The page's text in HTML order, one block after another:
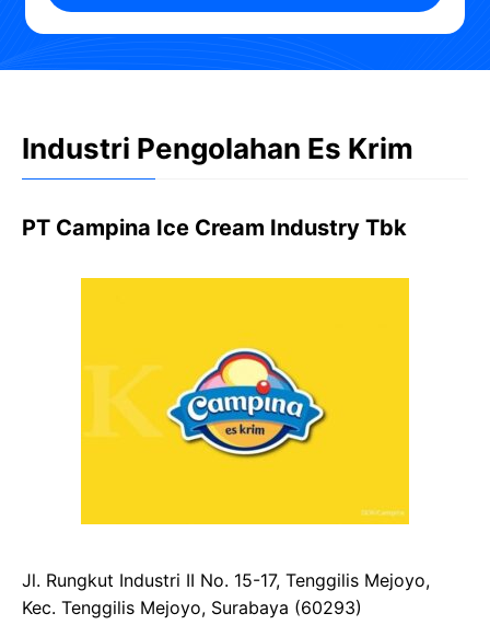
Industri Pengolahan Es Krim
PT Campina Ice Cream Industry Tbk
Jl. Rungkut Industri II No. 15-17, Tenggilis Mejoyo,
Kec. Tenggilis Mejoyo, Surabaya (60293)